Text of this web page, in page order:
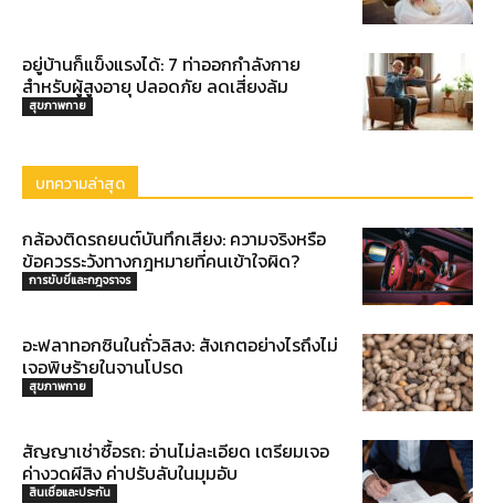
อยู่บ้านก็แข็งแรงได้: 7 ท่าออกกำลังกาย
สำหรับผู้สูงอายุ ปลอดภัย ลดเสี่ยงล้ม
สุขภาพกาย
บทความล่าสุด
กล้องติดรถยนต์บันทึกเสียง: ความจริงหรือ
ข้อควรระวังทางกฎหมายที่คนเข้าใจผิด?
การขับขี่และกฎจราจร
อะฟลาทอกซินในถั่วลิสง: สังเกตอย่างไรถึงไม่
เจอพิษร้ายในจานโปรด
สุขภาพกาย
สัญญาเช่าซื้อรถ: อ่านไม่ละเอียด เตรียมเจอ
ค่างวดผีสิง ค่าปรับลับในมุมอับ
สินเชื่อและประกัน